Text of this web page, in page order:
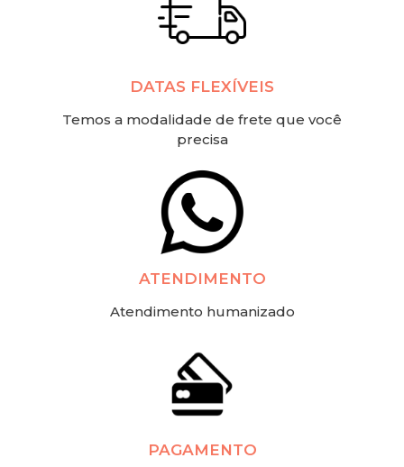
DATAS FLEXÍVEIS
Temos a modalidade de frete que você
precisa
ATENDIMENTO
Atendimento humanizado
PAGAMENTO